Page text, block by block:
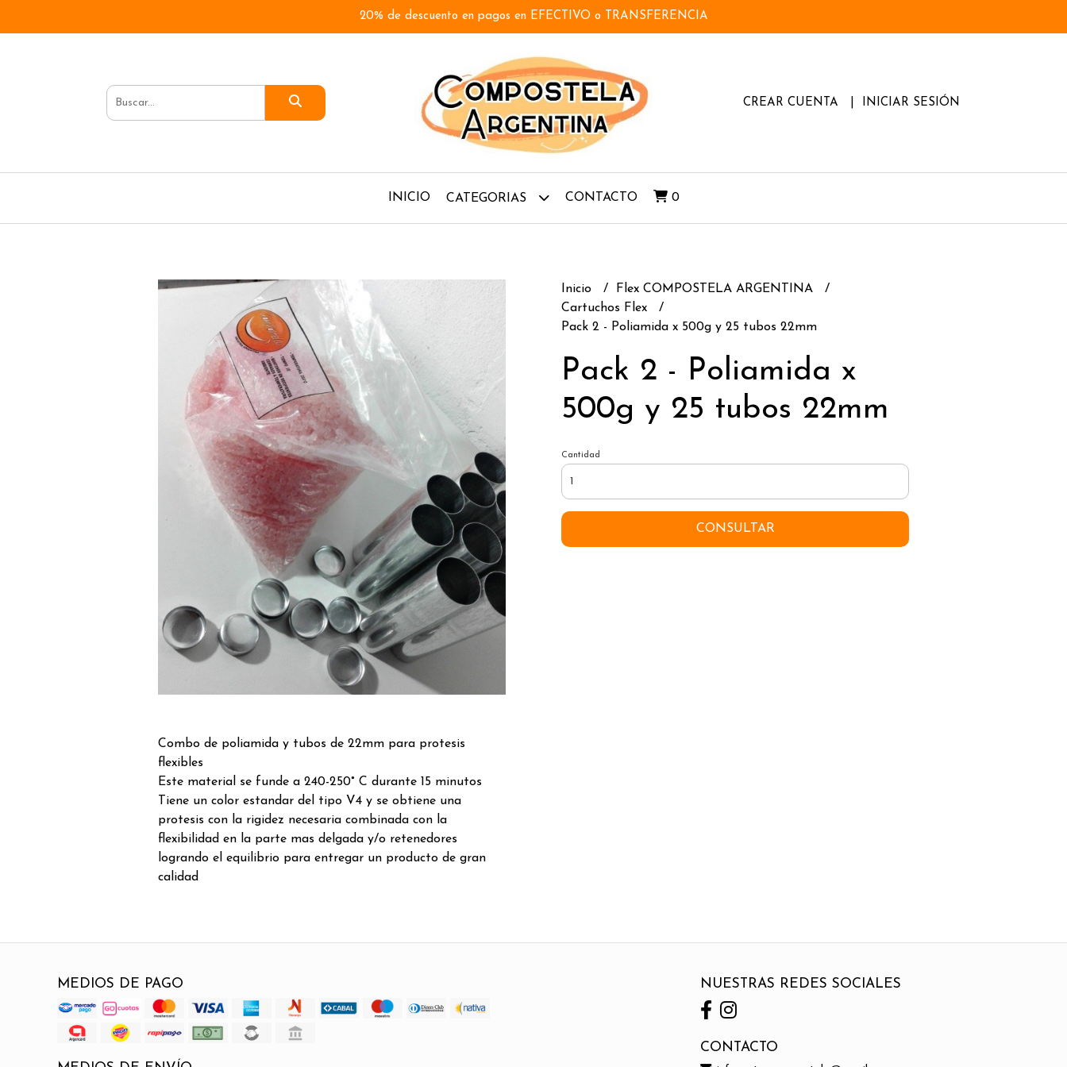
20% de descuento en pagos en EFECTIVO o TRANSFERENCIA
CREAR CUENTA INICIAR SESIÓN
INICIO CATEGORIAS CONTACTO 0
Combo de poliamida y tubos de 22mm para protesis
flexibles
Este material se funde a 240-250° C durante 15 minutos
Tiene un color estandar del tipo V4 y se obtiene una
protesis con la rigidez necesaria combinada con la
flexibilidad en la parte mas delgada y/o retenedores
logrando el equilibrio para entregar un producto de gran
calidad
Inicio
Flex COMPOSTELA ARGENTINA
Cartuchos Flex
Pack 2 - Poliamida x 500g y 25 tubos 22mm
Pack 2 - Poliamida x
500g y 25 tubos 22mm
Cantidad
CONSULTAR
MEDIOS DE PAGO NUESTRAS REDES SOCIALES
CONTACTO